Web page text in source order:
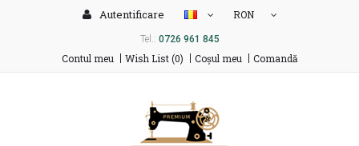
Autentificare RON
Tel.: 0726 961 845
Contul meu Wish List (0) Coşul meu Comandă